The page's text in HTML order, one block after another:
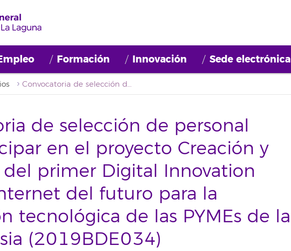
Formación Innovación Sede electrónica
Convocatoria de selección de personal para participar en el proyecto Creación y ejecución del primer Digital Innovation Hub del Internet del futuro para la aceleración tecnológica de las PYMEs de la Macaronesia (2019BDE034)
de selección de personal
en el proyecto Creación y
primer Digital Innovation
del futuro para la
tecnológica de las PYMEs de la
(2019BDE034)